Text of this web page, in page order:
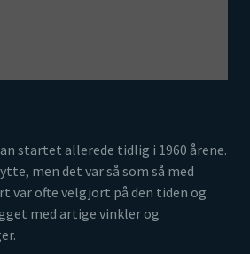
startet allerede tidlig i 1960 årene.
men det var så som så med
var ofte velgjort på den tiden og
med artige vinkler og